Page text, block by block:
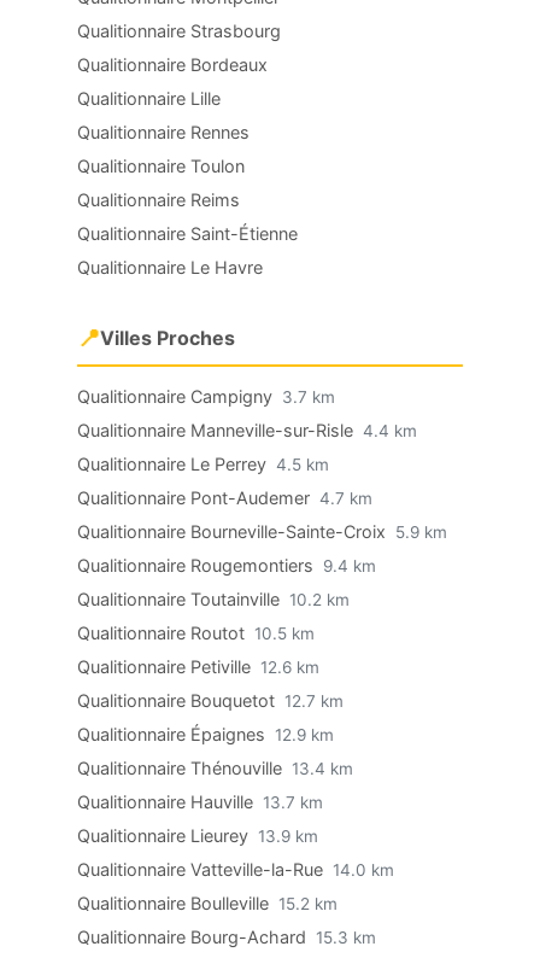
Qualitionnaire Strasbourg
Qualitionnaire Bordeaux
Qualitionnaire Lille
Qualitionnaire Rennes
Qualitionnaire Toulon
Qualitionnaire Reims
Qualitionnaire Saint-Étienne
Qualitionnaire Le Havre
📍Villes Proches
Qualitionnaire Campigny 3.7 km
Qualitionnaire Manneville-sur-Risle 4.4 km
Qualitionnaire Le Perrey 4.5 km
Qualitionnaire Pont-Audemer 4.7 km
Qualitionnaire Bourneville-Sainte-Croix 5.9 km
Qualitionnaire Rougemontiers 9.4 km
Qualitionnaire Toutainville 10.2 km
Qualitionnaire Routot 10.5 km
Qualitionnaire Petiville 12.6 km
Qualitionnaire Bouquetot 12.7 km
Qualitionnaire Épaignes 12.9 km
Qualitionnaire Thénouville 13.4 km
Qualitionnaire Hauville 13.7 km
Qualitionnaire Lieurey 13.9 km
Qualitionnaire Vatteville-la-Rue 14.0 km
Qualitionnaire Boulleville 15.2 km
Qualitionnaire Bourg-Achard 15.3 km